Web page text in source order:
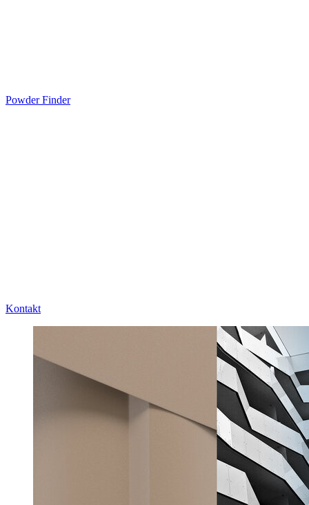
Powder Finder
Kontakt